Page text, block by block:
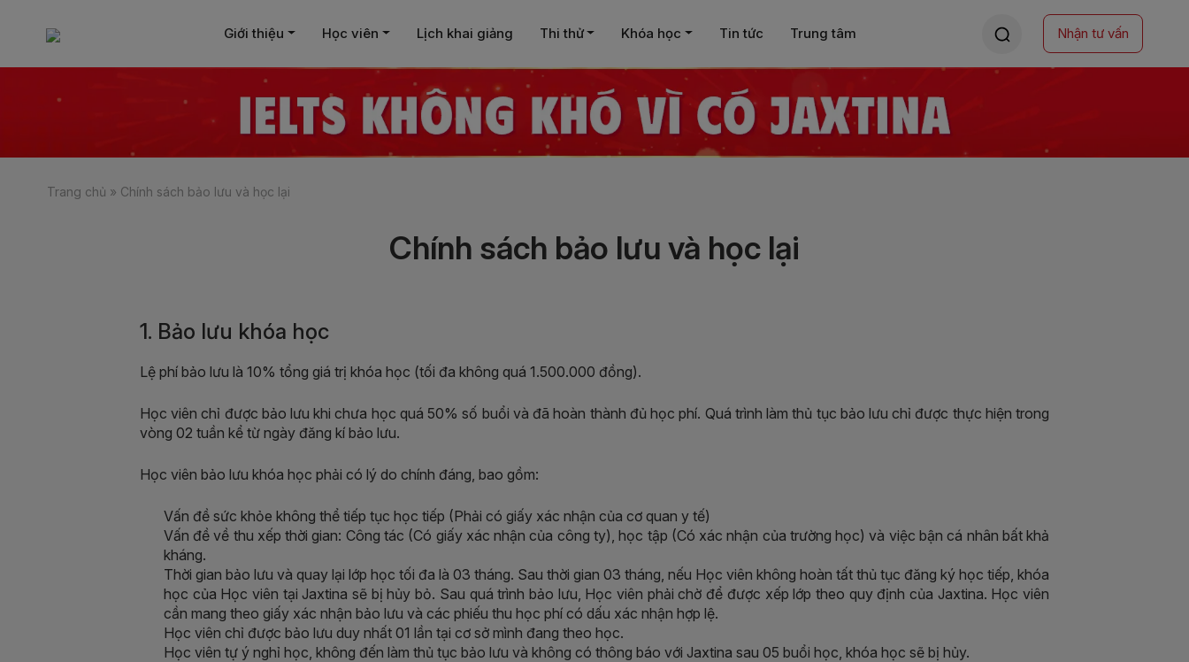
Giới thiệu Học viên Lịch khai giảng Thi thử Khóa học Tin tức Trung tâm Nhận tư vấn
Trang chủ » Chính sách bảo lưu và học lại
Chính sách bảo lưu và học lại
1. Bảo lưu khóa học
Lệ phí bảo lưu là 10% tổng giá trị khóa học (tối đa không quá 1.500.000 đồng).
Học viên chỉ được bảo lưu khi chưa học quá 50% số buổi và đã hoàn thành đủ học phí. Quá trình làm thủ tục bảo lưu chỉ được thực hiện trong
vòng 02 tuần kể từ ngày đăng kí bảo lưu.
Học viên bảo lưu khóa học phải có lý do chính đáng, bao gồm:
Vấn đề sức khỏe không thể tiếp tục học tiếp (Phải có giấy xác nhận của cơ quan y tế)
Vấn đề về thu xếp thời gian: Công tác (Có giấy xác nhận của công ty), học tập (Có xác nhận của trường học) và việc bận cá nhân bất khả
kháng.
Thời gian bảo lưu và quay lại lớp học tối đa là 03 tháng. Sau thời gian 03 tháng, nếu Học viên không hoàn tất thủ tục đăng ký học tiếp, khóa
học của Học viên tại Jaxtina sẽ bị hủy bỏ. Sau quá trình bảo lưu, Học viên phải chờ để được xếp lớp theo quy định của Jaxtina. Học viên
cần mang theo giấy xác nhận bảo lưu và các phiếu thu học phí có dấu xác nhận hợp lệ.
Học viên chỉ được bảo lưu duy nhất 01 lần tại cơ sở mình đang theo học.
Học viên tự ý nghỉ học, không đến làm thủ tục bảo lưu và không có thông báo với Jaxtina sau 05 buổi học, khóa học sẽ bị hủy.